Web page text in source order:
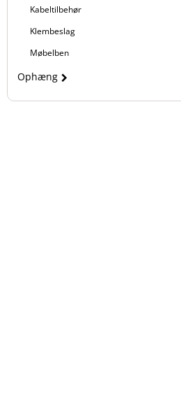
Kabeltilbehør
Klembeslag
Møbelben
Ophæng